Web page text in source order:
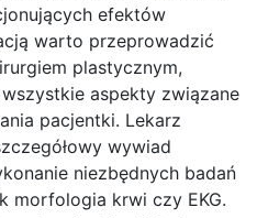
efektów
warto przeprowadzić
plastycznym,
aspekty związane
pacjentki. Lekarz
wywiad
niezbędnych badań
morfologia krwi czy EKG.